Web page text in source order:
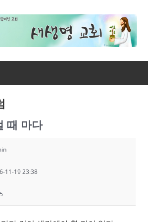
새
생
교
때 마다
11-19 23:38